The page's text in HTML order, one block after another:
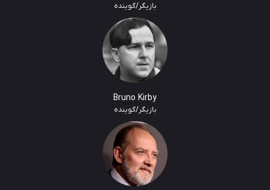
بازیگر/گوینده
Bruno Kirby
بازیگر/گوینده